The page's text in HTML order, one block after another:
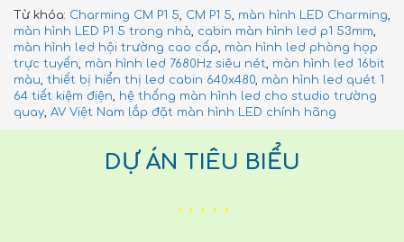
Từ khóa: Charming CM P1 5, CM P1 5, màn hình LED Charming,
màn hình LED P1 5 trong nhà, cabin màn hình led p1 53mm,
màn hình led hội trường cao cấp, màn hình led phòng họp
trực tuyến, màn hình led 7680Hz siêu nét, màn hình led 16bit
màu, thiết bị hiển thị led cabin 640x480, màn hình led quét 1
64 tiết kiệm điện, hệ thống màn hình led cho studio trường
quay, AV Việt Nam lắp đặt màn hình LED chính hãng
DỰ ÁN TIÊU BIỂU